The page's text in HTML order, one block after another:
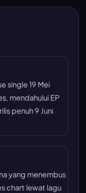
single 19 Mei
mendahului EP
penuh 9 Juni
yang menembus
chart lewat lagu